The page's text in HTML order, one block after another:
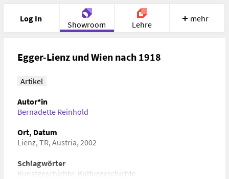
Log In
Showroom Lehre
Portfolio Image Cloud
mehr
Egger-Lienz und Wien nach 1918
Artikel
Autor*in
Bernadette Reinhold
Ort, Datum
Lienz, TR, Austria, 2002
Schlagwörter
Kunstgeschichte, Kulturgeschichte